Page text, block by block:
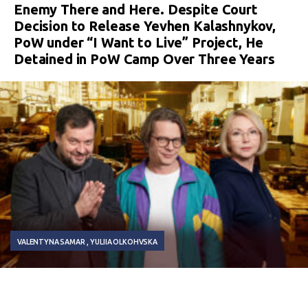
Enemy There and Here. Despite Court
Decision to Release Yevhen Kalashnykov,
PoW under “I Want to Live” Project, He
Detained in PoW Camp Over Three Years
VALENTYNA SAMAR YULIIA OLKOHVSKA